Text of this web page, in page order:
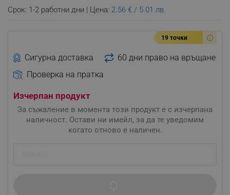
Срок: 1-2 работни дни | Цена: 2.56 € / 5.01 лв.
19 точки
Сигурна доставка
60 дни право на връщане
Проверка на пратка
Изчерпан продукт
За съжаление в момента този продукт е с изчерпана
наличност. Остави ни имейл, за да те уведомим
когато отново е наличен.